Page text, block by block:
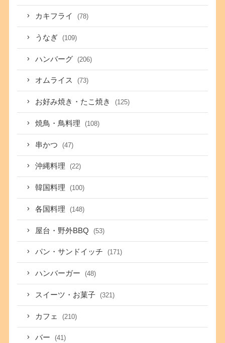
カキフライ (78)
うなぎ (109)
ハンバーグ (206)
オムライス (73)
お好み焼き・たこ焼き (125)
焼鳥・鳥料理 (108)
串かつ (47)
沖縄料理 (22)
韓国料理 (100)
各国料理 (148)
屋台・野外BBQ (53)
パン・サンドイッチ (171)
ハンバーガー (48)
スイーツ・お菓子 (321)
カフェ (210)
バー (41)